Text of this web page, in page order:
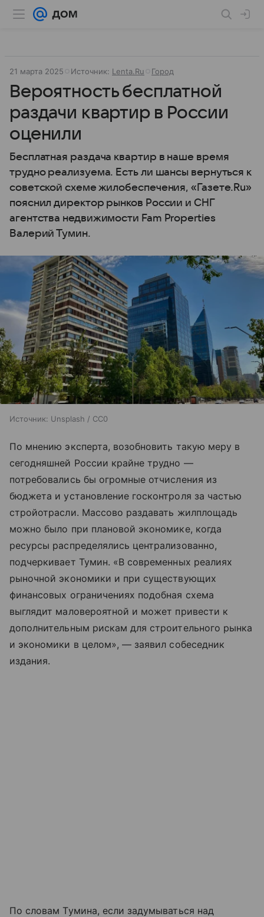
21 марта 2025 Источник: Lenta.Ru Город
Вероятность бесплатной
раздачи квартир в России
оценили
Бесплатная раздача квартир в наше время
трудно реализуема. Есть ли шансы вернуться к
советской схеме жилобеспечения, «Газете.Ru»
пояснил директор рынков России и СНГ
агентства недвижимости Fam Properties
Валерий Тумин.
Источник: Unsplash / CC0
По мнению эксперта, возобновить такую меру в
сегодняшней России крайне трудно —
потребовались бы огромные отчисления из
бюджета и установление госконтроля за частью
стройотрасли. Массово раздавать жилплощадь
можно было при плановой экономике, когда
ресурсы распределялись централизованно,
подчеркивает Тумин. «В современных реалиях
рыночной экономики и при существующих
финансовых ограничениях подобная схема
выглядит маловероятной и может привести к
дополнительным рискам для строительного рынка
и экономики в целом», — заявил собеседник
издания.
По словам Тумина, если задумываться над